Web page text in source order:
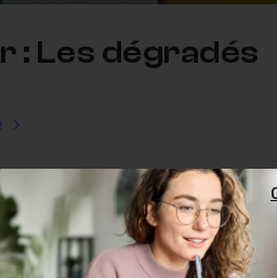
: Les dégradés